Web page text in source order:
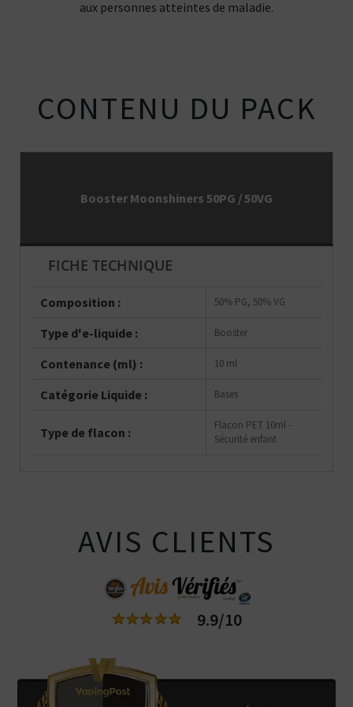
aux personnes atteintes de maladie.
CONTENU DU PACK
Booster Moonshiners 50PG / 50VG
FICHE TECHNIQUE
Composition : 50% PG, 50% VG
Type d'e-liquide : Booster
Contenance (ml) : 10 ml
Catégorie Liquide : Bases
Type de flacon :
Flacon PET 10ml -
Sécurité enfant
AVIS CLIENTS
9.9/10